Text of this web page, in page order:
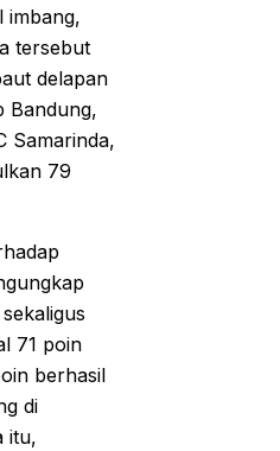
imbang,
tersebut
delapan
Bandung,
Samarinda,
79
71 poin
berhasil
di
itu,